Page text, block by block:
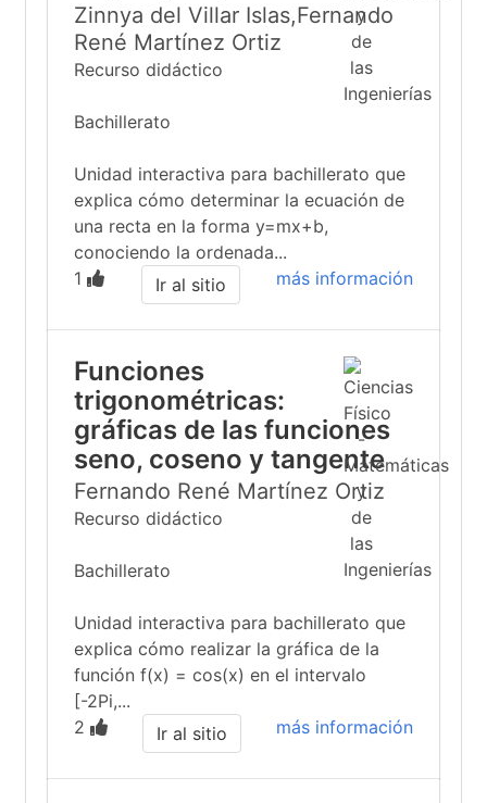
Zinnya del Villar Islas,Fernando
René Martínez Ortiz
Recurso didáctico
Bachillerato
Unidad interactiva para bachillerato que
explica cómo determinar la ecuación de
una recta en la forma y=mx+b,
conociendo la ordenada...
1
más información
Ir al sitio
Funciones
trigonométricas:
gráficas de las funciones
seno, coseno y tangente
Fernando René Martínez Ortiz
Recurso didáctico
Bachillerato
Unidad interactiva para bachillerato que
explica cómo realizar la gráfica de la
función f(x) = cos(x) en el intervalo
[-2Pi,...
2
más información
Ir al sitio